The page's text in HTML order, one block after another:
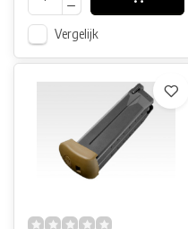
Vergelijk